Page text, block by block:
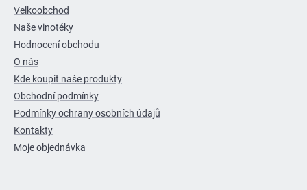
Velkoobchod
Naše vinotéky
Hodnocení obchodu
O nás
Kde koupit naše produkty
Obchodní podmínky
Podmínky ochrany osobních údajů
Kontakty
Moje objednávka